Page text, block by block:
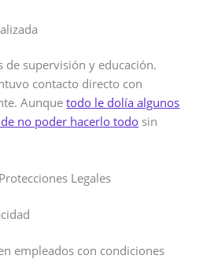
de supervisión y educación.
contacto directo con
Aunquetodo le dolía algunos
no poder hacerlo todo sin
Legales
empleados con condiciones